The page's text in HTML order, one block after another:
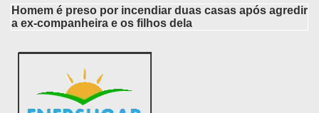
Homem é preso por incendiar duas casas após agredir
a ex-companheira e os filhos dela